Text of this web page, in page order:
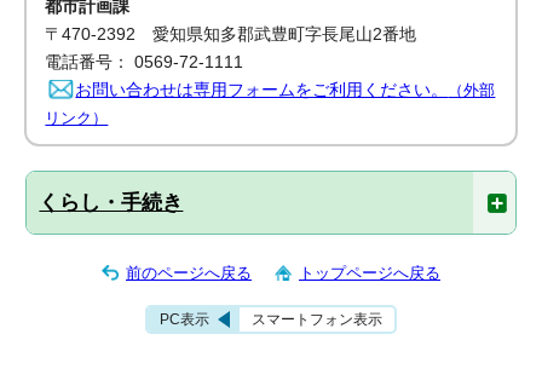
都市計画課
〒470-2392 愛知県知多郡武豊町字長尾山2番地
電話番号： 0569-72-1111
お問い合わせは専用フォームをご利用ください。
（外部
リンク）
くらし・手続き
前のページへ戻る トップページへ戻る
PC表示 スマートフォン表示